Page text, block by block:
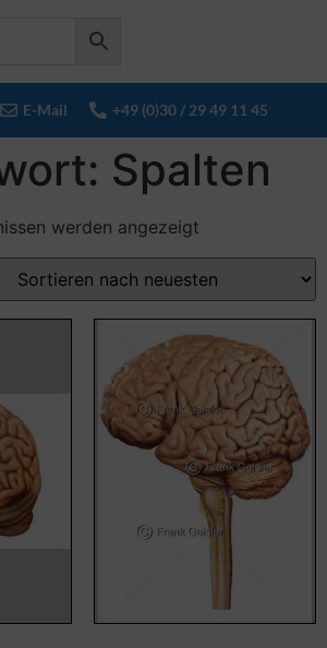
E-Mail +49 (0)30 / 29 49 11 45
Spalten
werden angezeigt